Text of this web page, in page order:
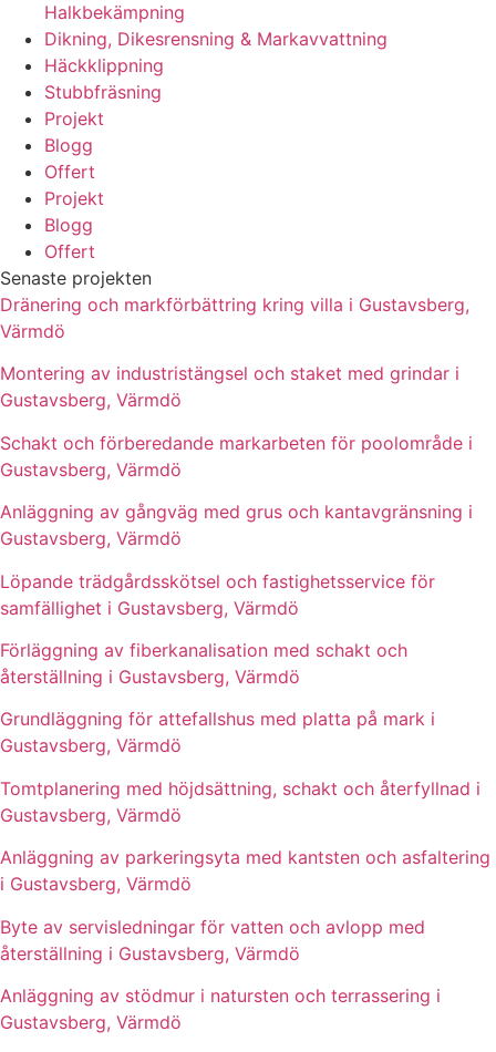
Halkbekämpning
Dikning, Dikesrensning & Markavvattning
Häckklippning
Stubbfräsning
Projekt
Blogg
Offert
Projekt
Blogg
Offert
Senaste projekten
Dränering och markförbättring kring villa i Gustavsberg,
Värmdö
Montering av industristängsel och staket med grindar i
Gustavsberg, Värmdö
Schakt och förberedande markarbeten för poolområde i
Gustavsberg, Värmdö
Anläggning av gångväg med grus och kantavgränsning i
Gustavsberg, Värmdö
Löpande trädgårdsskötsel och fastighetsservice för
samfällighet i Gustavsberg, Värmdö
Förläggning av fiberkanalisation med schakt och
återställning i Gustavsberg, Värmdö
Grundläggning för attefallshus med platta på mark i
Gustavsberg, Värmdö
Tomtplanering med höjdsättning, schakt och återfyllnad i
Gustavsberg, Värmdö
Anläggning av parkeringsyta med kantsten och asfaltering
i Gustavsberg, Värmdö
Byte av servisledningar för vatten och avlopp med
återställning i Gustavsberg, Värmdö
Anläggning av stödmur i natursten och terrassering i
Gustavsberg, Värmdö